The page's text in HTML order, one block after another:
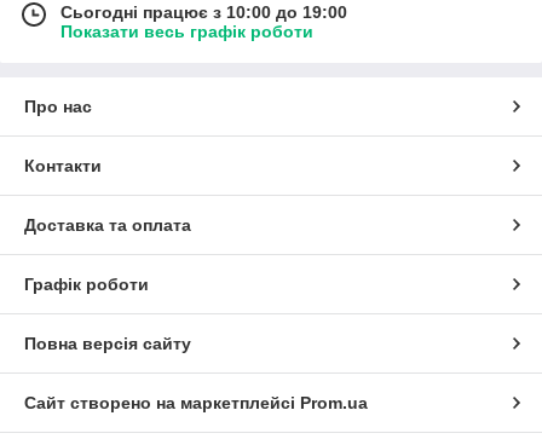
Сьогодні працює з 10:00 до 19:00
Показати весь графік роботи
Про нас
Контакти
Доставка та оплата
Графік роботи
Повна версія сайту
Сайт створено на маркетплейсі Prom.ua